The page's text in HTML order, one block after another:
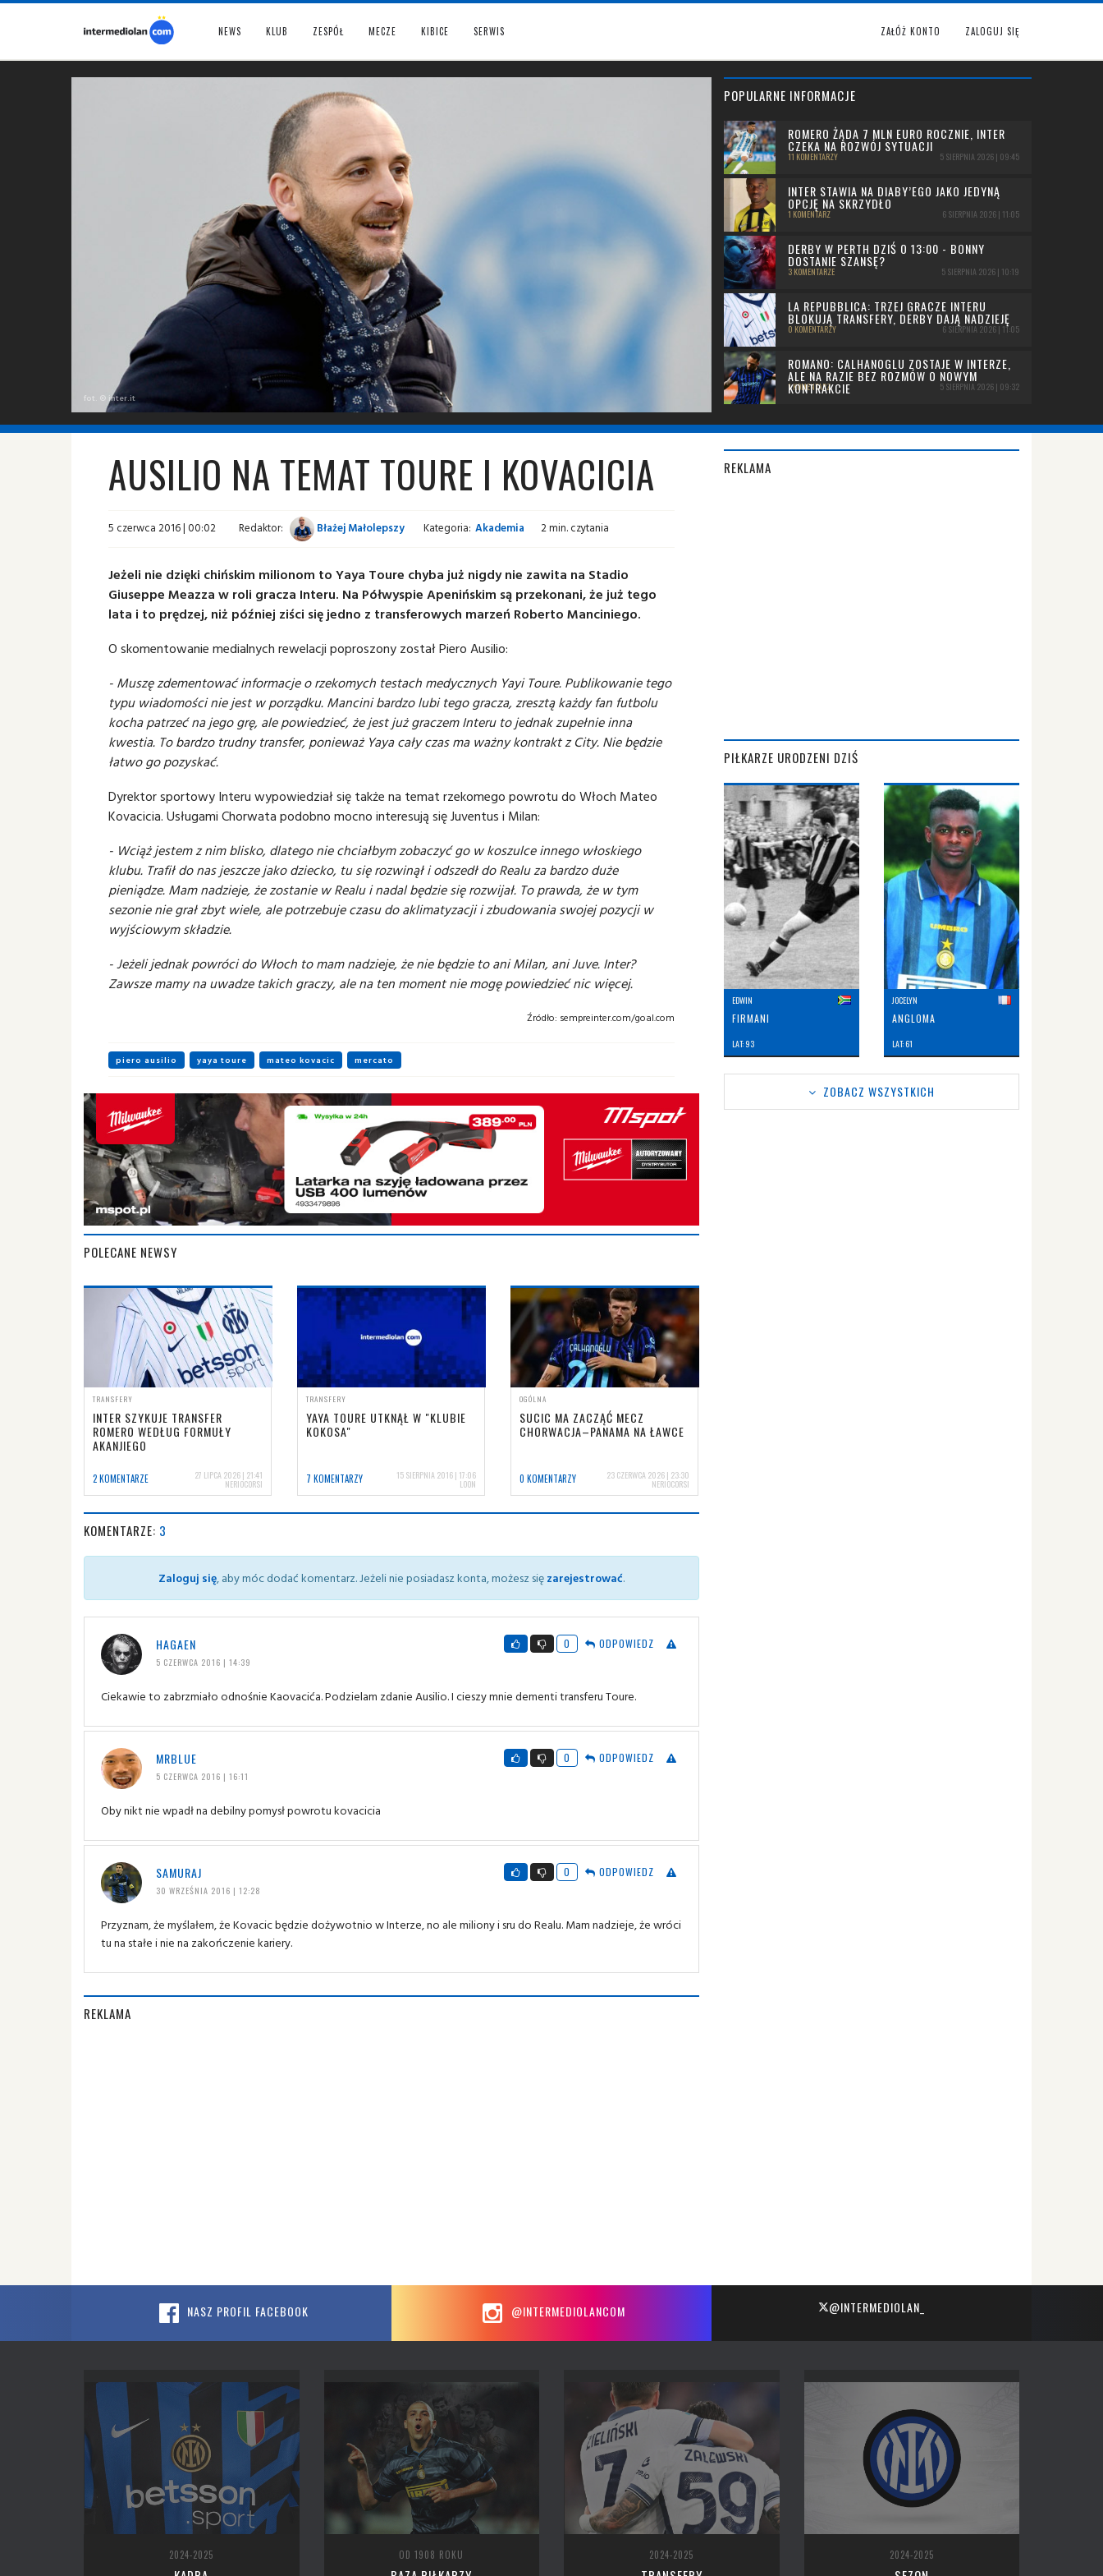
NEWS KLUB ZESPÓŁ MECZE KIBICE SERWIS ZAŁÓŻ KONTO ZALOGUJ SIĘ
fot. © inter.it
POPULARNE INFORMACJE
ROMERO ŻĄDA 7 MLN EURO ROCZNIE, INTER
CZEKA NA ROZWÓJ SYTUACJI
11 KOMENTARZY 5 SIERPNIA 2026 | 09:45
INTER STAWIA NA DIABY’EGO JAKO JEDYNĄ
OPCJĘ NA SKRZYDŁO
1 KOMENTARZ 6 SIERPNIA 2026 | 11:05
DERBY W PERTH DZIŚ O 13:00 - BONNY
DOSTANIE SZANSĘ?
3 KOMENTARZE 5 SIERPNIA 2026 | 10:19
LA REPUBBLICA: TRZEJ GRACZE INTERU
BLOKUJĄ TRANSFERY, DERBY DAJĄ NADZIEJĘ
0 KOMENTARZY 6 SIERPNIA 2026 | 11:05
ROMANO: CALHANOGLU ZOSTAJE W INTERZE,
ALE NA RAZIE BEZ ROZMÓW O NOWYM
KONTRAKCIE
1 KOMENTARZ 5 SIERPNIA 2026 | 09:32
AUSILIO NA TEMAT TOURE I KOVACICIA
5 czerwca 2016 | 00:02 Redaktor: Błażej Małolepszy Kategoria: Akademia 2 min. czytania
Jeżeli nie dzięki chińskim milionom to Yaya Toure chyba już nigdy nie zawita na Stadio
Giuseppe Meazza w roli gracza Interu. Na Półwyspie Apenińskim są przekonani, że już tego
lata i to prędzej, niż później ziści się jedno z transferowych marzeń Roberto Manciniego.
O skomentowanie medialnych rewelacji poproszony został Piero Ausilio:
- Muszę zdementować informacje o rzekomych testach medycznych Yayi Toure. Publikowanie tego
typu wiadomości nie jest w porządku. Mancini bardzo lubi tego gracza, zresztą każdy fan futbolu
kocha patrzeć na jego grę, ale powiedzieć, że jest już graczem Interu to jednak zupełnie inna
kwestia. To bardzo trudny transfer, ponieważ Yaya cały czas ma ważny kontrakt z City. Nie będzie
łatwo go pozyskać.
Dyrektor sportowy Interu wypowiedział się także na temat rzekomego powrotu do Włoch Mateo
Kovacicia. Usługami Chorwata podobno mocno interesują się Juventus i Milan:
- Wciąż jestem z nim blisko, dlatego nie chciałbym zobaczyć go w koszulce innego włoskiego
klubu. Trafił do nas jeszcze jako dziecko, tu się rozwinął i odszedł do Realu za bardzo duże
pieniądze. Mam nadzieje, że zostanie w Realu i nadal będzie się rozwijał. To prawda, że w tym
sezonie nie grał zbyt wiele, ale potrzebuje czasu do aklimatyzacji i zbudowania swojej pozycji w
wyjściowym składzie.
- Jeżeli jednak powróci do Włoch to mam nadzieje, że nie będzie to ani Milan, ani Juve. Inter?
Zawsze mamy na uwadze takich graczy, ale na ten moment nie mogę powiedzieć nic więcej.
Źródło: sempreinter.com/goal.com
piero ausilio yaya toure mateo kovacic mercato
POLECANE NEWSY
TRANSFERY
INTER SZYKUJE TRANSFER
ROMERO WEDŁUG FORMUŁY
AKANJIEGO
2 KOMENTARZE 27 LIPCA 2026 | 21:41
NERIOCORSI
TRANSFERY
YAYA TOURE UTKNĄŁ W "KLUBIE
KOKOSA"
7 KOMENTARZY 15 SIERPNIA 2016 | 17:06
LOON
OGÓLNA
SUCIC MA ZACZĄĆ MECZ
CHORWACJA–PANAMA NA ŁAWCE
0 KOMENTARZY 23 CZERWCA 2026 | 23:30
NERIOCORSI
KOMENTARZE: 3
Zaloguj się, aby móc dodać komentarz. Jeżeli nie posiadasz konta, możesz sięzarejestrować.
HAGAEN
5 CZERWCA 2016 | 14:39
0 ODPOWIEDZ
Ciekawie to zabrzmiało odnośnie Kaovacića. Podzielam zdanie Ausilio. I cieszy mnie dementi transferu Toure.
MRBLUE
5 CZERWCA 2016 | 16:11
0 ODPOWIEDZ
Oby nikt nie wpadł na debilny pomysł powrotu kovacicia
SAMURAJ
30 WRZEŚNIA 2016 | 12:28
0 ODPOWIEDZ
Przyznam, że myślałem, że Kovacic będzie dożywotnio w Interze, no ale miliony i sru do Realu. Mam nadzieje, że wróci
tu na stałe i nie na zakończenie kariery.
REKLAMA
REKLAMA
PIŁKARZE URODZENI DZIŚ
EDWIN
FIRMANI
LAT: 93
JOCELYN
ANGLOMA
LAT: 61
ZOBACZ WSZYSTKICH
NASZ PROFIL FACEBOOK @INTERMEDIOLANCOM @INTERMEDIOLAN_
2024-2025 OD 1908 ROKU 2024-2025 2024-2025